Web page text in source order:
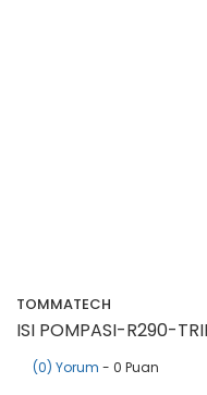
TOMMATECH
ISI POMPASI-R290-
(0) Yorum - 0 Puan